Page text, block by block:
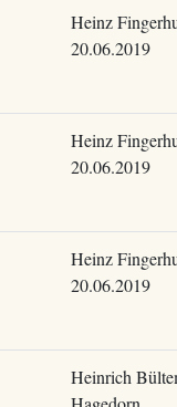
Heinz
20.06.2019
Heinz
20.06.2019
Heinz
20.06.2019
Heinrich